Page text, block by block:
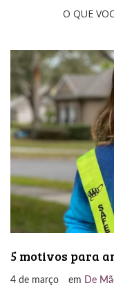
O QUE
5 motivos para
4 de março em De